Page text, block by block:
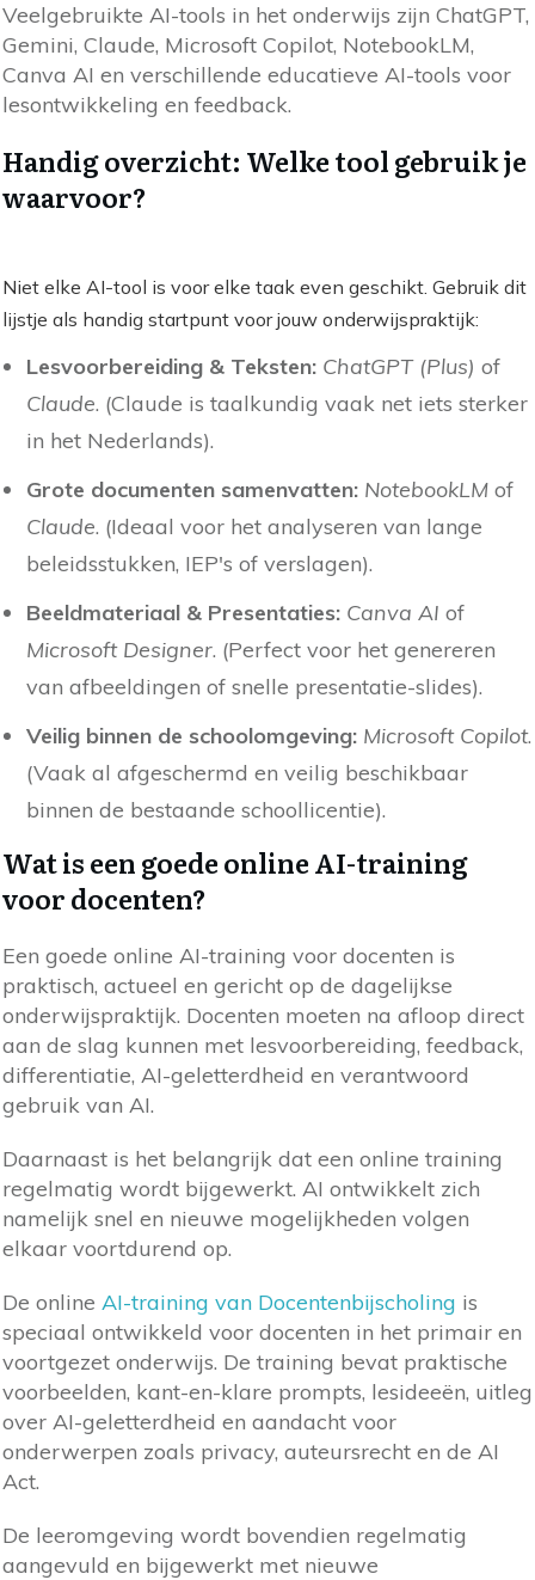
Veelgebruikte AI-tools in het onderwijs zijn ChatGPT,
Gemini, Claude, Microsoft Copilot, NotebookLM,
Canva AI en verschillende educatieve AI-tools voor
lesontwikkeling en feedback.
Handig overzicht: Welke tool gebruik je
waarvoor?
Niet elke AI-tool is voor elke taak even geschikt. Gebruik dit
lijstje als handig startpunt voor jouw onderwijspraktijk:
Lesvoorbereiding & Teksten: ChatGPT (Plus) of
Claude. (Claude is taalkundig vaak net iets sterker
in het Nederlands).
Grote documenten samenvatten: NotebookLM of
Claude. (Ideaal voor het analyseren van lange
beleidsstukken, IEP's of verslagen).
Beeldmateriaal & Presentaties: Canva AI of
Microsoft Designer. (Perfect voor het genereren
van afbeeldingen of snelle presentatie-slides).
Veilig binnen de schoolomgeving: Microsoft Copilot.
(Vaak al afgeschermd en veilig beschikbaar
binnen de bestaande schoollicentie).
Wat is een goede online AI-training
voor docenten?
Een goede online AI-training voor docenten is
praktisch, actueel en gericht op de dagelijkse
onderwijspraktijk. Docenten moeten na afloop direct
aan de slag kunnen met lesvoorbereiding, feedback,
differentiatie, AI-geletterdheid en verantwoord
gebruik van AI.
Daarnaast is het belangrijk dat een online training
regelmatig wordt bijgewerkt. AI ontwikkelt zich
namelijk snel en nieuwe mogelijkheden volgen
elkaar voortdurend op.
De online AI-training van Docentenbijscholing is
speciaal ontwikkeld voor docenten in het primair en
voortgezet onderwijs. De training bevat praktische
voorbeelden, kant-en-klare prompts, lesideeën, uitleg
over AI-geletterdheid en aandacht voor
onderwerpen zoals privacy, auteursrecht en de AI
Act.
De leeromgeving wordt bovendien regelmatig
aangevuld en bijgewerkt met nieuwe